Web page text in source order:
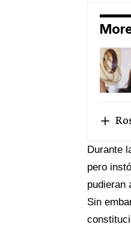
Durante
pero
pudieran
Sin